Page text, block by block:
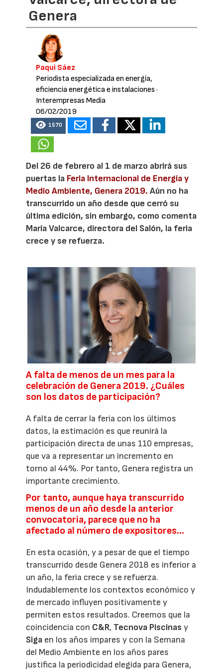
Genera
Paqui Sáez
Periodista especializada en energía,
eficiencia energética e instalaciones ·
Interempresas Media
06/02/2019
1570
Del 26 de febrero al 1 de marzo abrirá sus
puertas la Feria Internacional de Energía y
Medio Ambiente, Genera 2019. Aún no ha
transcurrido un año desde que cerró su
última edición, sin embargo, como comenta
María Valcarce, directora del Salón, la feria
crece y se refuerza.
A falta de menos de un mes para la
celebración de Genera 2019. ¿Cuáles
son los datos de participación?
A falta de cerrar la feria con los últimos
datos, la estimación es que reunirá la
participación directa de unas 110 empresas,
que va a representar un incremento en
torno al 44%. Por tanto, Genera registra un
importante crecimiento.
Por tanto, aunque haya transcurrido
menos de un año desde la anterior
convocatoria, parece que no ha
afectado al número de expositores…
En esta ocasión, y a pesar de que el tiempo
transcurrido desde Genera 2018 es inferior a
un año, la feria crece y se refuerza.
Indudablemente los contextos económico y
de mercado influyen positivamente y
permiten estos resultados. Creemos que la
coincidencia con C&R, Tecnova Piscinas y
Siga en los años impares y con la Semana
del Medio Ambiente en los años pares
justifica la periodicidad elegida para Genera,